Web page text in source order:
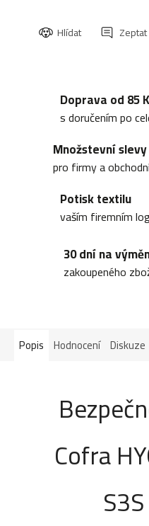
Hlídat
Doprava od 85
s doručením po
Množstevní slevy
pro firmy a
Potisk textilu
vaším firemním
30 dní na
zakoupeného
Popis Hodnocení Diskuze
Cofra